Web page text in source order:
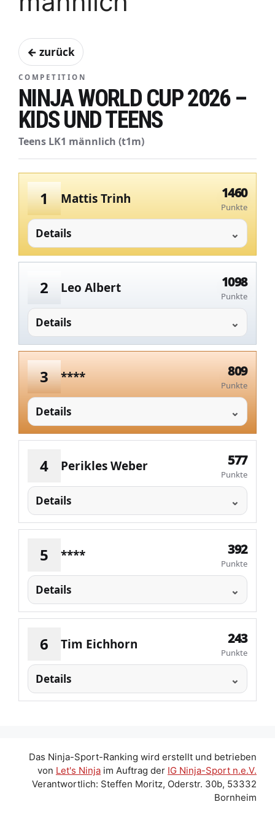
← zurück
COMPETITION
NINJA WORLD CUP 2026 –
KIDS UND TEENS
Teens LK1 männlich (t1m)
1 Mattis Trinh 1460
Punkte
Details
2 Leo Albert 1098
Punkte
Details
3 **** 809
Punkte
Details
4 Perikles Weber 577
Punkte
Details
5 **** 392
Punkte
Details
6 Tim Eichhorn 243
Punkte
Details
Das Ninja-Sport-Ranking wird erstellt und betrieben
von Let's Ninja im Auftrag der IG Ninja-Sport n.e.V.
Verantwortlich: Steffen Moritz, Oderstr. 30b, 53332
Bornheim